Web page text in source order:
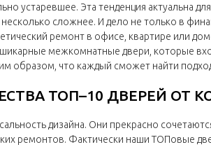
устаревшее. Эта тенденция актуальна
сложнее. И дело не только в
ремонт в офисе, квартире или
межкомнатные двери, которые
образом, что каждый сможет найти
ТОП–10 ДВЕРЕЙ ОТ
дизайна. Они прекрасно
ремонтов. Фактически наши ТОПовые